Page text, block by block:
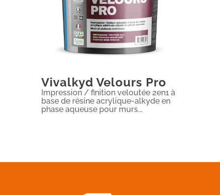
Vivalkyd Velours Pro
Impression / finition veloutée 2en1 à
base de résine acrylique-alkyde en
phase aqueuse pour murs...